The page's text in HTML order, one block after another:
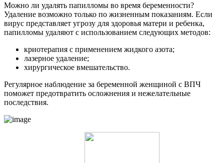
Можно ли удалять папилломы во время беременности?
Удаление возможно только по жизненным показаниям. Если
вирус представляет угрозу для здоровья матери и ребенка,
папилломы удаляют с использованием следующих методов:
криотерапия с применением жидкого азота;
лазерное удаление;
хирургическое вмешательство.
Регулярное наблюдение за беременной женщиной с ВПЧ
поможет предотвратить осложнения и нежелательные
последствия.